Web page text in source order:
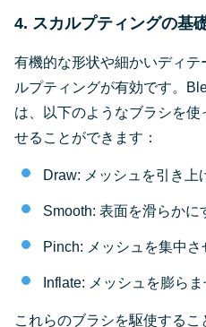
4. スカルプティングの基
有機的な形状や細かいディ
ルプティングが有効です。
は、以下のようなブラシを
せることができます：
Draw: メッシュを引き上
Smooth: 表面を滑らかに
Pinch: メッシュを集中さ
Inflate: メッシュを膨らま
これらのブラシを駆使する